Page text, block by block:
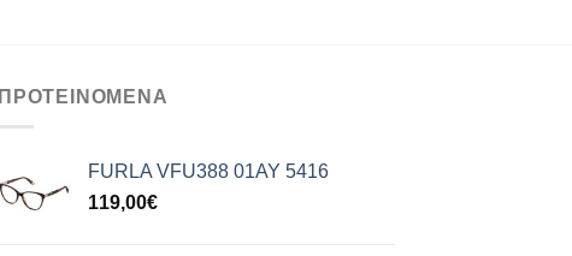
ΠΡΟΤΕΙΝΟΜΕΝΑ
FURLA VFU388 01AY 5416
119,00€